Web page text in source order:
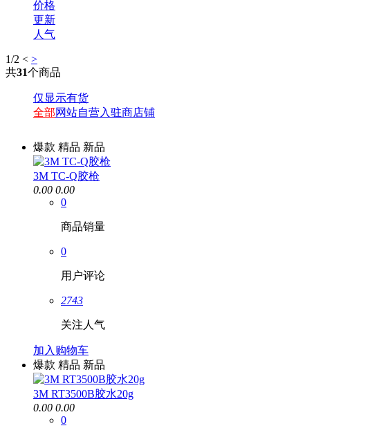
价格
更新
人气
1/2 < >
共31个商品
仅显示有货
全部网站自营入驻商店铺
爆款 精品 新品
3M TC-Q胶枪
0.00 0.00
0
商品销量
0
用户评论
2743
关注人气
加入购物车
爆款 精品 新品
3M RT3500B胶水20g
0.00 0.00
0